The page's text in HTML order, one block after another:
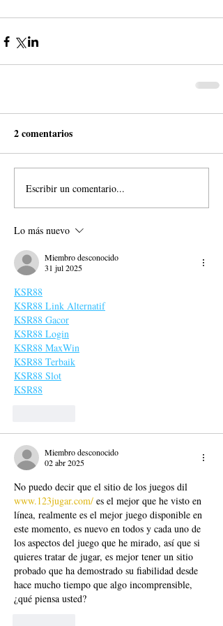
2 comentarios
Escribir un comentario...
Lo más nuevo
Miembro desconocido
31 jul 2025
KSR88
KSR88 Link Alternatif
KSR88 Gacor
KSR88 Login
KSR88 MaxWin
KSR88 Terbaik
KSR88 Slot
KSR88
Miembro desconocido
02 abr 2025
No puedo decir que el sitio de los juegos dil
www.123jugar.com/ es el mejor que he visto en
línea, realmente es el mejor juego disponible en
este momento, es nuevo en todos y cada uno de
los aspectos del juego que he mirado, así que si
quieres tratar de jugar, es mejor tener un sitio
probado que ha demostrado su fiabilidad desde
hace mucho tiempo que algo incomprensible,
¿qué piensa usted?